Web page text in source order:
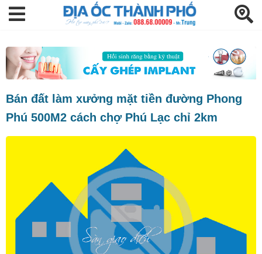
Bán đất làm xưởng mặt tiền đường Phong
Phú 500M2 cách chợ Phú Lạc chỉ 2km